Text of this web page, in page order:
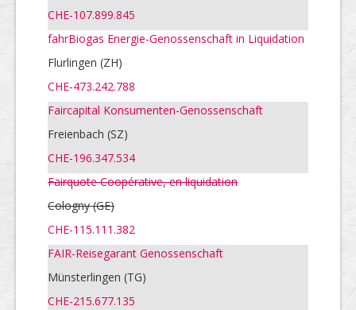
CHE-107.899.845
fahrBiogas Energie-Genossenschaft in Liquidation
Flurlingen (ZH)
CHE-473.242.788
Faircapital Konsumenten-Genossenschaft
Freienbach (SZ)
CHE-196.347.534
Fairquote Coopérative, en liquidation
Cologny(GE)
CHE-115.111.382
FAIR-Reisegarant Genossenschaft
Münsterlingen (TG)
CHE-215.677.135